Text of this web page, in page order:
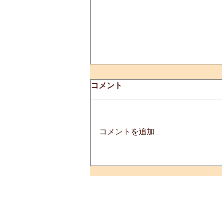
量UP！100gあたり16mgに！
コメント
コメントを追加…